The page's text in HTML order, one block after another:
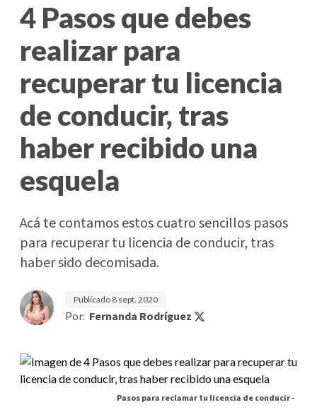
4 Pasos que debes
realizar para
recuperar tu licencia
de conducir, tras
haber recibido una
esquela
Acá te contamos estos cuatro sencillos pasos
para recuperar tu licencia de conducir, tras
haber sido decomisada.
Publicado 8 sept. 2020
Por: Fernanda Rodríguez
Pasos para reclamar tu licencia de conducir -